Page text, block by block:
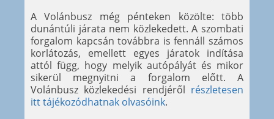
A Volánbusz még pénteken közölte: több
dunántúli járata nem közlekedett. A szombati
forgalom kapcsán továbbra is fennáll számos
korlátozás, emellett egyes járatok indítása
attól függ, hogy melyik autópályát és mikor
sikerül megnyitni a forgalom előtt. A
Volánbusz közlekedési rendjéről részletesen
itt tájékozódhatnak olvasóink.